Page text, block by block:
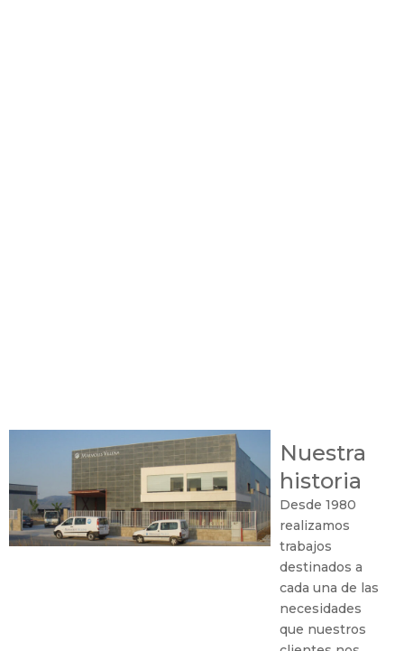
Nuestra
historia
Desde 1980
realizamos
trabajos
destinados a
cada una de las
necesidades
que nuestros